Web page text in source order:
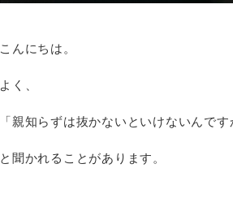
こんにちは。
よく、
「親知らずは抜かないといけないんで
と聞かれることがあります。